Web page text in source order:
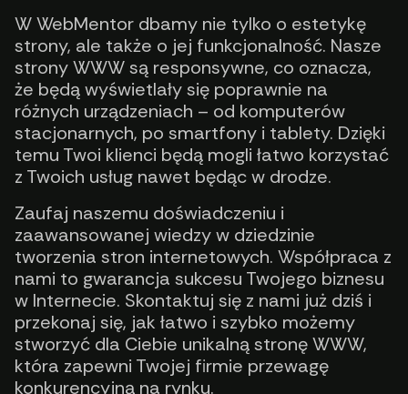
W WebMentor dbamy nie tylko o estetykę
strony, ale także o jej funkcjonalność. Nasze
strony WWW są responsywne, co oznacza,
że będą wyświetlały się poprawnie na
różnych urządzeniach – od komputerów
stacjonarnych, po smartfony i tablety. Dzięki
temu Twoi klienci będą mogli łatwo korzystać
z Twoich usług nawet będąc w drodze.
Zaufaj naszemu doświadczeniu i
zaawansowanej wiedzy w dziedzinie
tworzenia stron internetowych. Współpraca z
nami to gwarancja sukcesu Twojego biznesu
w Internecie. Skontaktuj się z nami już dziś i
przekonaj się, jak łatwo i szybko możemy
stworzyć dla Ciebie unikalną stronę WWW,
która zapewni Twojej firmie przewagę
konkurencyjną na rynku.